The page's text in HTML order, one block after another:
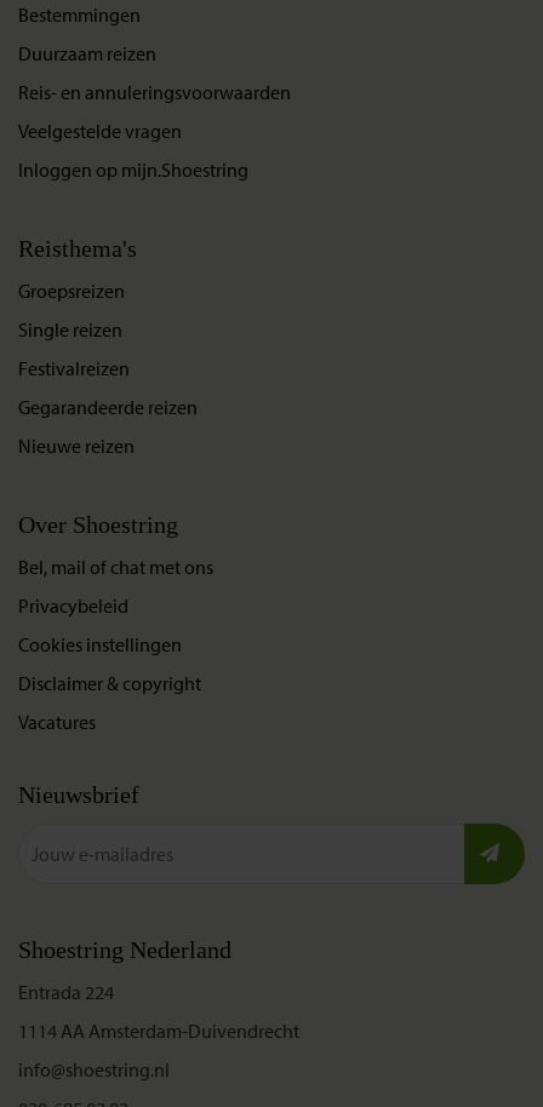
Bestemmingen
Duurzaam reizen
Reis- en annuleringsvoorwaarden
Veelgestelde vragen
Inloggen op mijn.Shoestring
Reisthema's
Groepsreizen
Single reizen
Festivalreizen
Gegarandeerde reizen
Nieuwe reizen
Over Shoestring
Bel, mail of chat met ons
Privacybeleid
Cookies instellingen
Disclaimer & copyright
Vacatures
Nieuwsbrief
Shoestring Nederland
Entrada 224
1114 AA Amsterdam-Duivendrecht
info@shoestring.nl